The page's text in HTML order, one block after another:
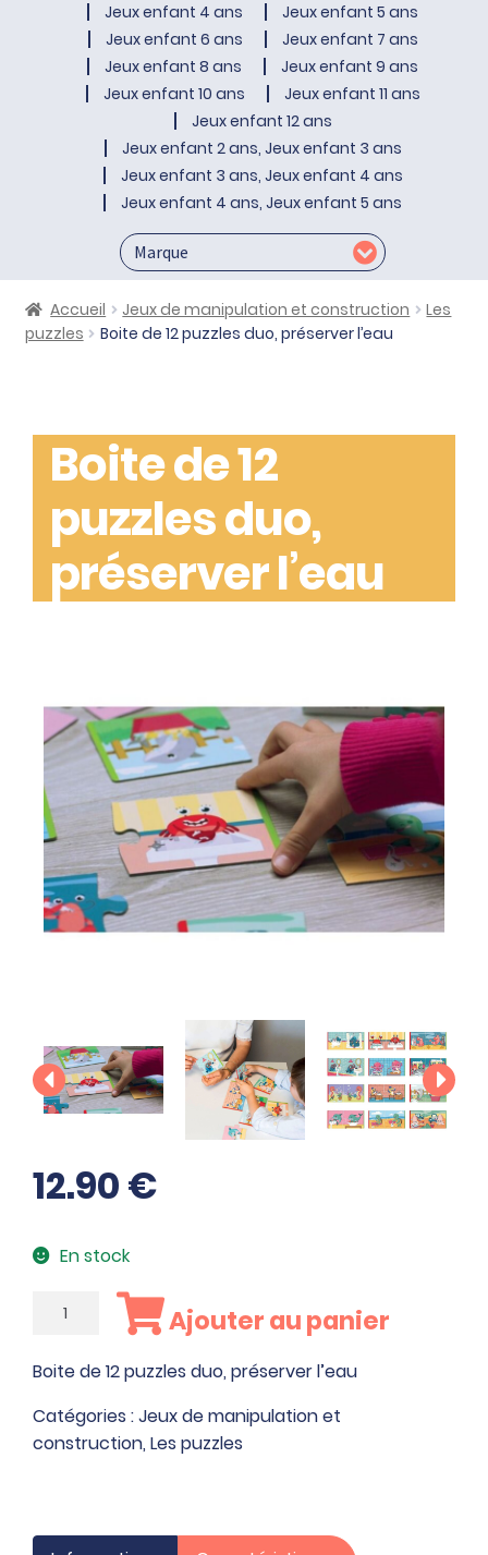
Jeux enfant 4 ans
Jeux enfant 5 ans
Jeux enfant 6 ans
Jeux enfant 7 ans
Jeux enfant 8 ans
Jeux enfant 9 ans
Jeux enfant 10 ans
Jeux enfant 11 ans
Jeux enfant 12 ans
Jeux enfant 2 ans, Jeux enfant 3 ans
Jeux enfant 3 ans, Jeux enfant 4 ans
Jeux enfant 4 ans, Jeux enfant 5 ans
Accueil Jeux de manipulation et construction
Les
puzzles
Boite de 12 puzzles duo, préserver l’eau
Boite de 12
puzzles duo,
préserver l’eau
12.90€
En stock
quantité
Boite
de
12
puzzles
Ajouter au panier
Boite de 12 puzzles duo, préserver l’eau
Catégories :Jeux de manipulation et
construction, Les puzzles